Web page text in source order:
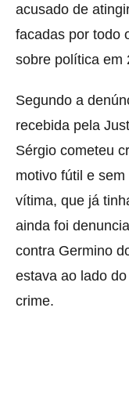
acusado de
facadas por todo
sobre política em
Segundo a
recebida pela
Sérgio cometeu
motivo fútil e
vítima, que já
ainda foi
contra Germino
estava ao lado
crime.